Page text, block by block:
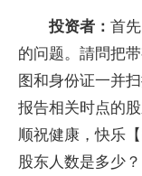
投资者： 首
的问题。請問把
图和身份证一并
报告相关时点的
顺祝健康，快乐
股东人数是多少？